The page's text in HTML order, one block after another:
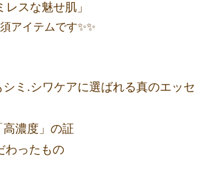
スな魅せ肌」
アイテムです✨✨
シミ.シワケアに選ばれる真のエッセ
高濃度」の証
わったもの